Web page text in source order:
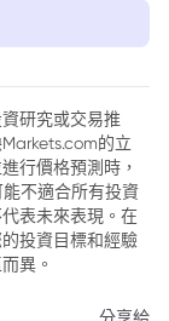
研究或交易推
的立
行價格預測時，
不適合所有投資
表未來表現。在
投資目標和經驗
異。
分享給